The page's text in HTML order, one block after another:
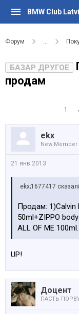
BMW Club
Форум ...
БАЗАР ДРУГОЕ
продам
1
ekx
New Member
21 янв 2013
ekx;1677417
Продам: 1)Calvin
50ml+ZIPPO
ALL OF ME
UP!
Доцент
ПАСТЬ